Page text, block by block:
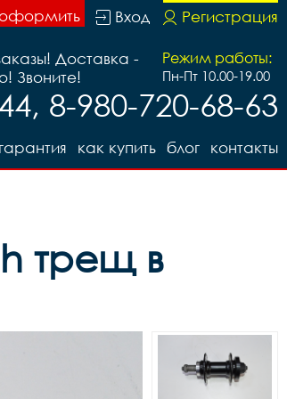
Регистрация
Вход
Режим работы:
Пн-Пт 10.00-19.00
Доставка -
Звоните!
8-980-720-68-63
контакты
блог
как купить
гарантия
трещ в